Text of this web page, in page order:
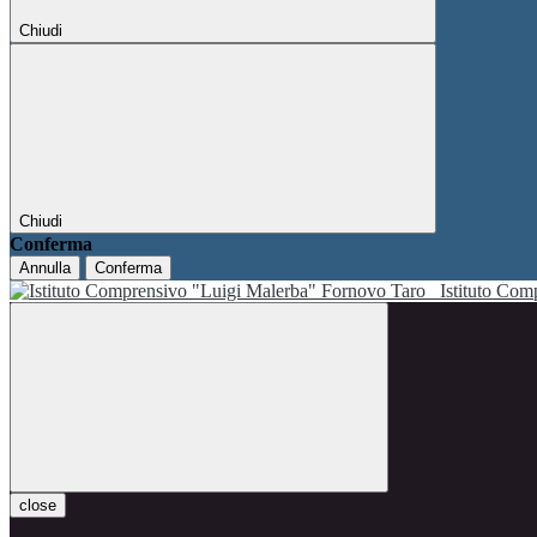
Chiudi
Chiudi
Conferma
Annulla Conferma
Istituto
close